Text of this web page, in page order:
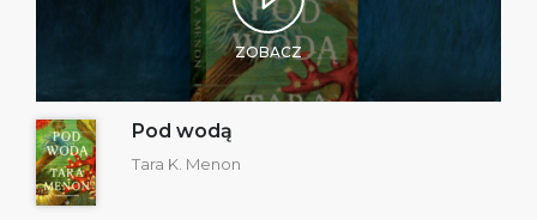
ZOBACZ
Pod wodą
Tara K. Menon